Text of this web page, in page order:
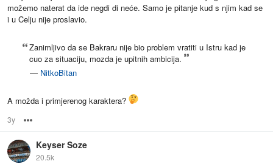
možemo naterat da ide negdi di neće. Samo je pitanje kud s njim kad se
i u Celju nije proslavio.
Zanimljivo da se Bakraru nije bio problem vratiti u Istru kad je
cuo za situaciju, mozda je upitnih ambicija.
— NitkoBitan
A možda i primjerenog karaktera?
3y
Keyser Soze
20.5k